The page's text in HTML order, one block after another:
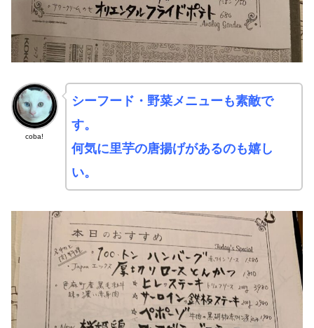
coba!
シーフード・野菜メニューも素敵で
す。
何気に里芋の唐揚げがあるのも嬉し
い。